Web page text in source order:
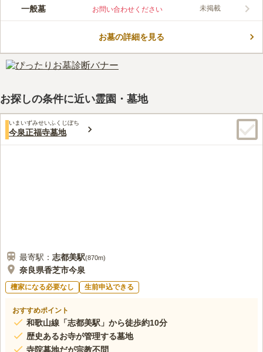
三井墓地は、斑鳩の法輪寺付近にある共同墓地です。共同墓地は
おすすめです。墓地の敷地は斜面に沿って広がる形をしていま
業施設が少ないので、お墓参りの際は事前の準備をおすすめしま
す。
口コミ評価
一般墓 お問い合わせください 未掲載
お墓の詳細を見る
お探しの条件に近い霊園・墓地
いまいずみせいふくじぼち
今泉正福寺墓地
最寄駅： 志都美駅(870m)
奈良県香芝市今泉
檀家になる必要なし 生前申込できる
おすすめポイント
和歌山線「志都美駅」から徒歩約10分
歴史あるお寺が管理する墓地
寺院墓地だが宗教不問